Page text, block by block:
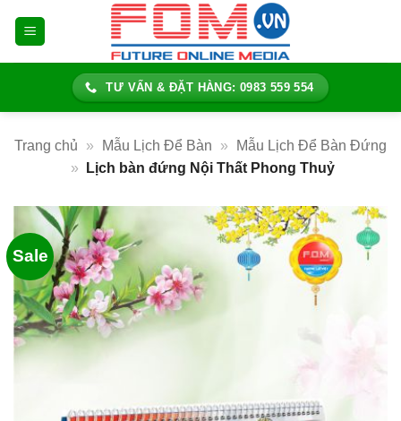
TƯ VẤN & ĐẶT HÀNG: 0983 559 554
Trang chủ » Mẫu Lịch Để Bàn »
Mẫu Lịch Để Bàn Đứng
»
Lịch bàn đứng Nội Thất Phong Thuỷ
Sale